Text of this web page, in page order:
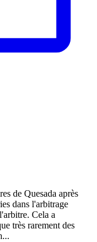
de Quesada après
dans l'arbitrage
Cela a
très rarement des